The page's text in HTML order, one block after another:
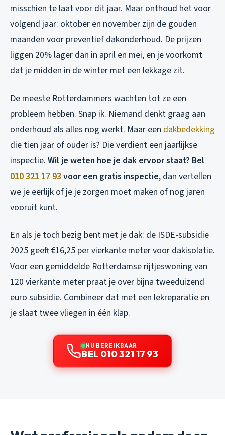
misschien te laat voor dit jaar. Maar onthoud het voor
volgend jaar: oktober en november zijn de gouden
maanden voor preventief dakonderhoud. De prijzen
liggen 20% lager dan in april en mei, en je voorkomt
dat je midden in de winter met een lekkage zit.
De meeste Rotterdammers wachten tot ze een
probleem hebben. Snap ik. Niemand denkt graag aan
onderhoud als alles nog werkt. Maar een dakbedekking
die tien jaar of ouder is? Die verdient een jaarlijkse
inspectie. Wil je weten hoe je dak ervoor staat? Bel
010 321 17 93 voor een gratis inspectie, dan vertellen
we je eerlijk of je je zorgen moet maken of nog jaren
vooruit kunt.
En als je toch bezig bent met je dak: de ISDE-subsidie
2025 geeft €16,25 per vierkante meter voor dakisolatie.
Voor een gemiddelde Rotterdamse rijtjeswoning van
120 vierkante meter praat je over bijna tweeduizend
euro subsidie. Combineer dat met een lekreparatie en
je slaat twee vliegen in één klap.
NU BEREIKBAAR
BEL 010 321 17 93